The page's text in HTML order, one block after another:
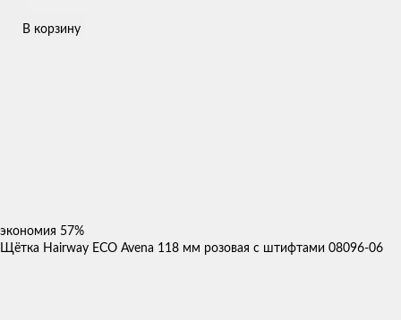
В корзину
экономия 57%
Щётка Hairway ECO Avena 118 мм розовая с штифтами 08096-06